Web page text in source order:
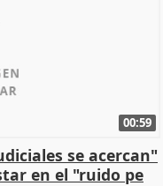
00:59
se acercan"
en el "ruido pe